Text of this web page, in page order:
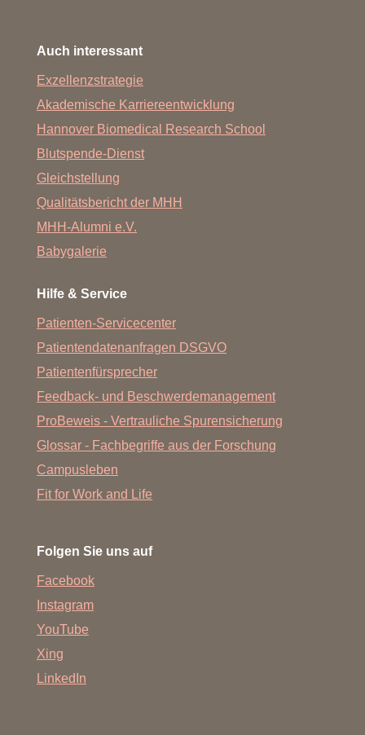
Auch interessant
Exzellenzstrategie
Akademische Karriereentwicklung
Hannover Biomedical Research School
Blutspende-Dienst
Gleichstellung
Qualitätsbericht der MHH
MHH-Alumni e.V.
Babygalerie
Hilfe & Service
Patienten-Servicecenter
Patientendatenanfragen DSGVO
Patientenfürsprecher
Feedback- und Beschwerdemanagement
ProBeweis - Vertrauliche Spurensicherung
Glossar - Fachbegriffe aus der Forschung
Campusleben
Fit for Work and Life
Folgen Sie uns auf
Facebook
Instagram
YouTube
Xing
LinkedIn